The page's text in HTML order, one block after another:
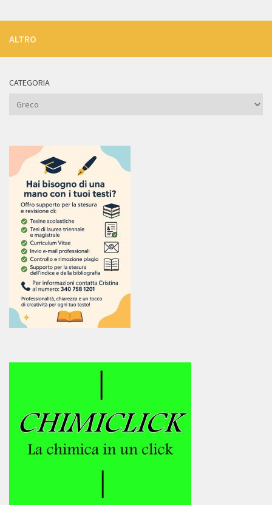
ALTRO
CATEGORIA
Categoria